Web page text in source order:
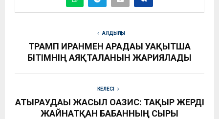
АЛДЫҢҒЫ
ТРАМП ИРАНМЕН АРАДАҒЫ УАҚЫТША
БІТІМНІҢ АЯҚТАЛҒАНЫН ЖАРИЯЛАДЫ
КЕЛЕСІ
АТЫРАУДАҒЫ ЖАСЫЛ ОАЗИС: ТАҚЫР ЖЕРДІ
ЖАЙНАТҚАН БАҒБАННЫҢ СЫРЫ